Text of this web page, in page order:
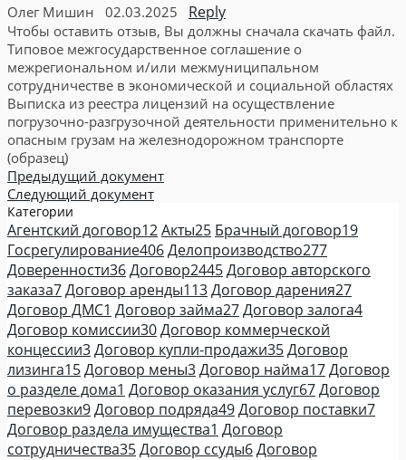
Олег Мишин 02.03.2025 Reply
Чтобы оставить отзыв, Вы должны сначала скачать файл.
Типовое межгосударственное соглашение о
межрегиональном и/или межмуниципальном
сотрудничестве в экономической и социальной областях
Выписка из реестра лицензий на осуществление
погрузочно-разгрузочной деятельности применительно к
опасным грузам на железнодорожном транспорте
(образец)
Предыдущий документ
Следующий документ
Категории
Агентский договор12Акты25 Брачный договор19
Госрегулирование406Делопроизводство277
Доверенности36Договор2445Договор авторского
заказа7Договор аренды113Договор дарения27
Договор ДМС1 Договор займа27Договор залога4
Договор комиссии30Договор коммерческой
концессии3Договор купли-продажи35Договор
лизинга15Договор мены3Договор найма17Договор
о разделе дома1 Договор оказания услуг67Договор
перевозки9Договор подряда49Договор поставки7
Договор раздела имущества1 Договор
сотрудничества35Договор ссуды6Договор